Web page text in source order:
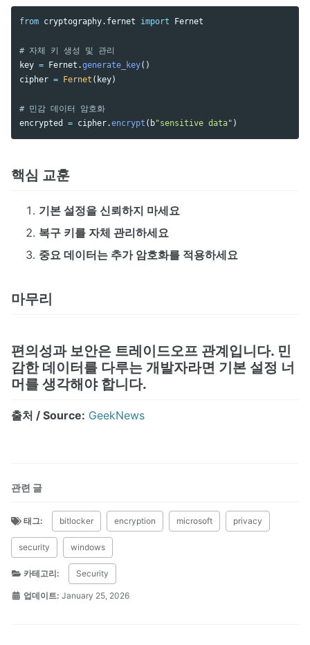
from cryptography.fernet import Fernet
key = Fernet .generate_key()
cipher = Fernet ( key)
encrypted
= cipher.encrypt ( b"sensitive data" )
핵심 교훈
기본 설정을 신뢰하지 마세요
복구 키를 자체 관리하세요
중요 데이터는 추가 암호화를 적용하세요
마무리
편의성과 보안은 트레이드오프 관계입니다. 민
감한 데이터를 다루는 개발자라면 기본 설정 너
머를 생각해야 합니다.
출처 / Source: GeekNews
관련 글
태그: bitlocker encryption microsoft privacy
security windows
카테고리: Security
업데이트: January 25, 2026